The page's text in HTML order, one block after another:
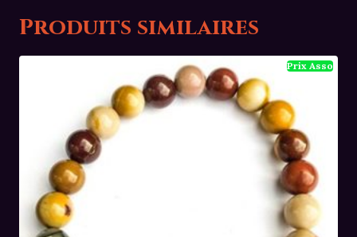
Produits similaires